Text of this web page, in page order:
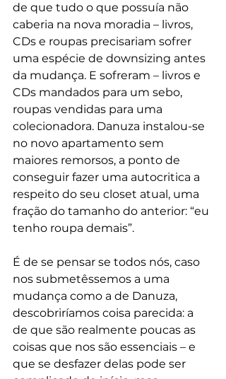
de que tudo o que possuía não
caberia na nova moradia – livros,
CDs e roupas precisariam sofrer
uma espécie de downsizing antes
da mudança. E sofreram – livros e
CDs mandados para um sebo,
roupas vendidas para uma
colecionadora. Danuza instalou-se
no novo apartamento sem
maiores remorsos, a ponto de
conseguir fazer uma autocritica a
respeito do seu closet atual, uma
fração do tamanho do anterior: “eu
tenho roupa demais”.
É de se pensar se todos nós, caso
nos submetêssemos a uma
mudança como a de Danuza,
descobriríamos coisa parecida: a
de que são realmente poucas as
coisas que nos são essenciais – e
que se desfazer delas pode ser